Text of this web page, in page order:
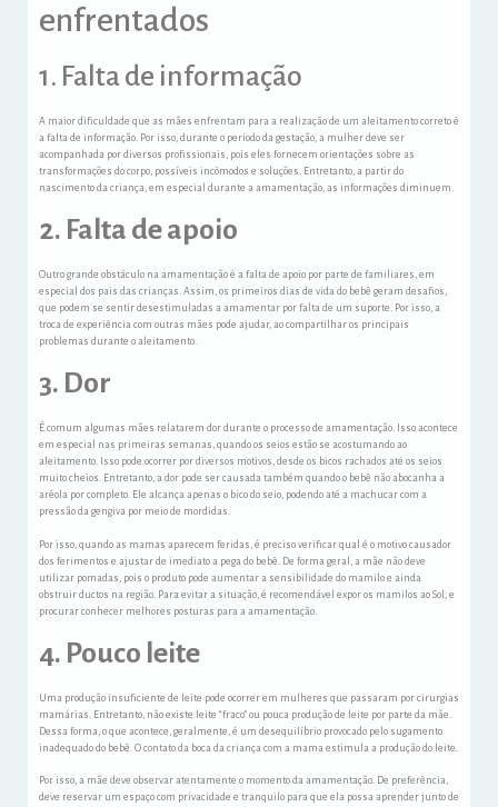
enfrentados
1. Falta de informação
A maior dificuldade que as mães enfrentam para a realização de um aleitamento correto é
a falta de informação. Por isso, durante o período da gestação, a mulher deve ser
acompanhada por diversos profissionais, pois eles fornecem orientações sobre as
transformações do corpo, possíveis incômodos e soluções. Entretanto, a partir do
nascimento da criança, em especial durante a amamentação, as informações diminuem.
2. Falta de apoio
Outro grande obstáculo na amamentação é a falta de apoio por parte de familiares, em
especial dos pais das crianças. Assim, os primeiros dias de vida do bebê geram desafios,
que podem se sentir desestimuladas a amamentar por falta de um suporte. Por isso, a
troca de experiência com outras mães pode ajudar, ao compartilhar os principais
problemas durante o aleitamento.
3. Dor
É comum algumas mães relatarem dor durante o processo de amamentação. Isso acontece
em especial nas primeiras semanas, quando os seios estão se acostumando ao
aleitamento. Isso pode ocorrer por diversos motivos, desde os bicos rachados até os seios
muito cheios. Entretanto, a dor pode ser causada também quando o bebê não abocanha a
aréola por completo. Ele alcança apenas o bico do seio, podendo até a machucar com a
pressão da gengiva por meio de mordidas.
Por isso, quando as mamas aparecem feridas, é preciso verificar qual é o motivo causador
dos ferimentos e ajustar de imediato a pega do bebê. De forma geral, a mãe não deve
utilizar pomadas, pois o produto pode aumentar a sensibilidade do mamilo e ainda
obstruir ductos na região. Para evitar a situação, é recomendável expor os mamilos ao Sol, e
procurar conhecer melhores posturas para a amamentação.
4. Pouco leite
Uma produção insuficiente de leite pode ocorrer em mulheres que passaram por cirurgias
mamárias. Entretanto, não existe leite “fraco” ou pouca produção de leite por parte da mãe.
Dessa forma, o que acontece, geralmente, é um desequilíbrio provocado pelo sugamento
inadequado do bebê. O contato da boca da criança com a mama estimula a produção do leite.
Por isso, a mãe deve observar atentamente o momento da amamentação. De preferência,
deve reservar um espaço com privacidade e tranquilo para que ela possa aprender junto de